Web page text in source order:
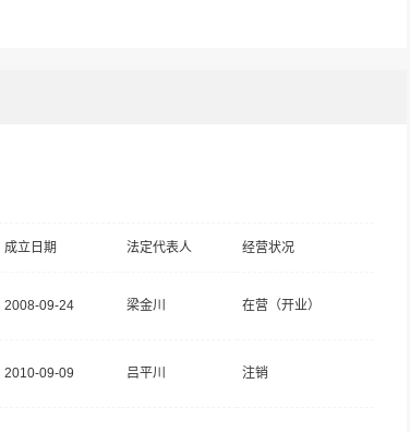
成立日期 法定代表人 经营状况
2008-09-24 梁金川 在营（开业）
2010-09-09 吕平川 注销